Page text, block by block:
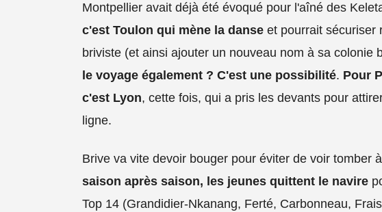
Montpellier avait déjà été évoqué pour l'aîné des
c'est Toulon qui mène la danse et pourrait sécuriser
briviste (et ainsi ajouter un nouveau nom à sa colonie
le voyage également ? C'est une possibilité. Pour
c'est Lyon, cette fois, qui a pris les devants pour
ligne.
Brive va vite devoir bouger pour éviter de voir tomber
saison après saison, les jeunes quittent le navire
Top 14 (Grandidier-Nkanang, Ferté, Carbonneau,